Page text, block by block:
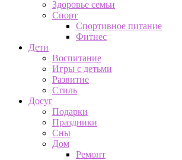
Здоровье семьи
Спорт
Спортивное питание
Фитнес
Дети
Воспитание
Игры с детьми
Развитие
Стиль
Досуг
Подарки
Праздники
Сны
Дом
Ремонт